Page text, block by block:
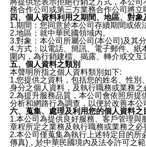
務合作公司或第三方業務合作公司將立
四、個人資料利用之期間、地區、對象
1.期間：您同意於本公司存續期間或依
2.地區：就中華民國領域內。
3.對象：本公司所屬公司(本公司)及其
4.方式：以電話、簡訊、電子郵件、
圍內，為行銷建檔、揭露、轉介或交互
五、個人資料之類別
本聲明所指之個人資料類別如下:
1.您提供之資料，包括您的姓名、性
身分之個人資料，及執行職務或業務之
2.為提升服務品質，本公司會依照所
分析和網路行為調查，以便於改善本公
六、蒐集、處理及利用您的個人資料之
1.本公司為提供良好服務、客戶管理
章程所定之業務及執行職務或業務之
2.本公司僅蒐集為執行上述特定目的所
傳真)，於中華民國境內及法令許可之